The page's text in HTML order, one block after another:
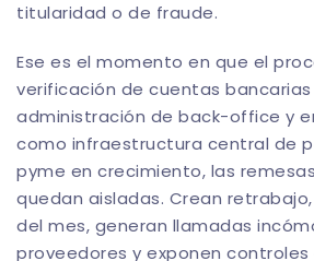
titularidad o de fraude.
Ese es el momento en que el
verificación de cuentas
administración de back-office y
como infraestructura central de
pyme en crecimiento, las
quedan aisladas. Crean
del mes, generan llamadas
proveedores y exponen controles